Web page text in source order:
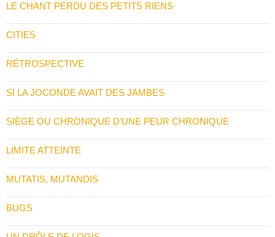
LE CHANT PERDU DES PETITS RIENS
CITIES
RÉTROSPECTIVE
SI LA JOCONDE AVAIT DES JAMBES
SIÈGE OU CHRONIQUE D’UNE PEUR CHRONIQUE
LIMITE ATTEINTE
MUTATIS, MUTANDIS
BUGS